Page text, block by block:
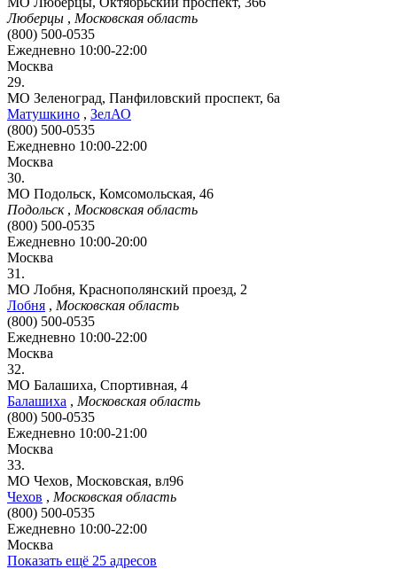
Люберцы , Московская область
(800) 500-0535
Ежедневно 10:00-22:00
Москва
29.
МО Зеленоград, Панфиловский проспект, 6а
Матушкино , ЗелАО
(800) 500-0535
Ежедневно 10:00-22:00
Москва
30.
МО Подольск, Комсомольская, 46
Подольск, Московская область
(800) 500-0535
Ежедневно 10:00-20:00
Москва
31.
МО Лобня, Краснополянский проезд, 2
Лобня , Московская область
(800) 500-0535
Ежедневно 10:00-22:00
Москва
32.
МО Балашиха, Спортивная, 4
Балашиха , Московская область
(800) 500-0535
Ежедневно 10:00-21:00
Москва
33.
МО Чехов, Московская, вл96
Чехов , Московская область
(800) 500-0535
Ежедневно 10:00-22:00
Москва
Показать ещё 25 адресов